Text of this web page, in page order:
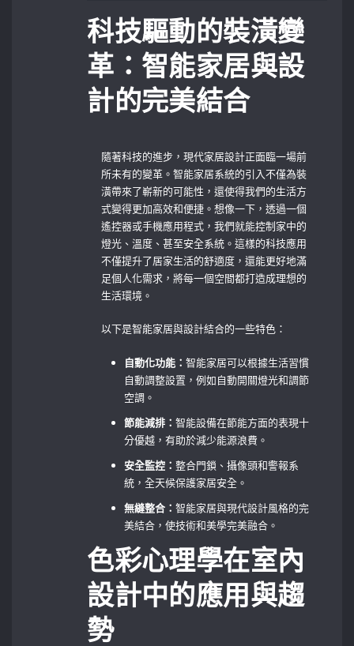
科技驅動的裝潢變
革：智能家居與設
計的完美結合
隨著科技的進步，現代家居設計正面臨一場前
所未有的變革。智能家居系統的引入不僅為裝
潢帶來了嶄新的可能性，還使得我們的生活方
式變得更加高效和便捷。想像一下，透過一個
遙控器或手機應用程式，我們就能控制家中的
燈光、溫度、甚至安全系統。這樣的科技應用
不僅提升了居家生活的舒適度，還能更好地滿
足個人化需求，將每一個空間都打造成理想的
生活環境。
以下是智能家居與設計結合的一些特色：
自動化功能：智能家居可以根據生活習慣
自動調整設置，例如自動開關燈光和調節
空調。
節能減排：智能設備在節能方面的表現十
分優越，有助於減少能源浪費。
安全監控：整合門鎖、攝像頭和警報系
統，全天候保護家居安全。
無縫整合：智能家居與現代設計風格的完
美結合，使技術和美學完美融合。
色彩心理學在室內
設計中的應用與趨
勢